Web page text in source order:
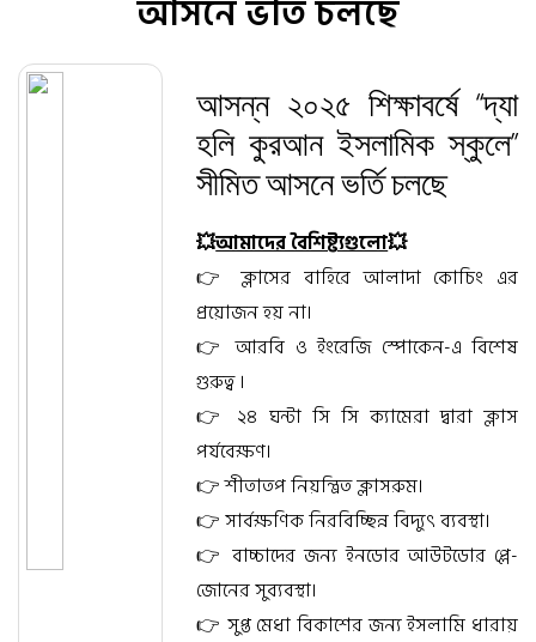
আসনে ভর্তি চলছে
আসন্ন ২০২৫ শিক্ষাবর্ষে “দ্যা
হলি কুরআন ইসলামিক স্কুলে”
সীমিত আসনে ভর্তি চলছে
💥আমাদের বৈশিষ্ট্যগুলো💥
👉 ক্লাসের বাহিরে আলাদা কোচিং এর
প্রয়োজন হয় না।
👉 আরবি ও ইংরেজি স্পোকেন-এ বিশেষ
গুরুত্ব ।
👉 ২৪ ঘন্টা সি সি ক্যামেরা দ্বারা ক্লাস
পর্যবেক্ষণ।
👉 শীতাতপ নিয়ন্ত্রিত ক্লাসরুম।
👉 সার্বক্ষণিক নিরবিচ্ছিন্ন বিদ্যুৎ ব্যবস্থা।
👉 বাচ্চাদের জন্য ইনডোর আউটডোর প্লে-
জোনের সুব্যবস্থা।
👉 সুপ্ত মেধা বিকাশের জন্য ইসলামি ধারায়